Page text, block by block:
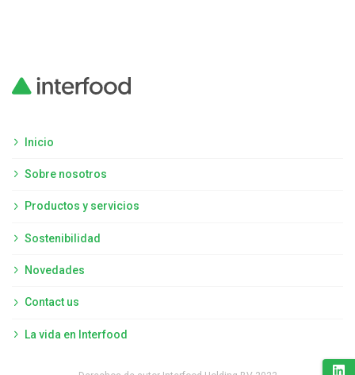
Inicio
Sobre nosotros
Productos y servicios
Sostenibilidad
Novedades
Contact us
La vida en Interfood